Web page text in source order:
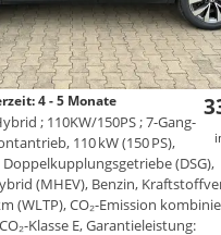
4 - 5 Monate
; 110KW/150PS ; 7-Gang-
110 kW (150 PS),
Doppelkupplungsgetriebe (DSG),
(MHEV), Benzin,
(WLTP), CO₂-Emission
Klasse E, Garantieleistung: